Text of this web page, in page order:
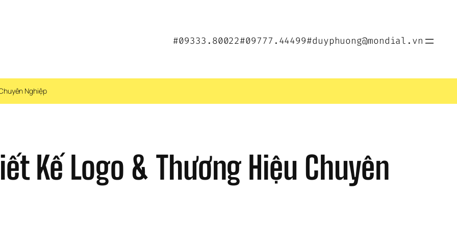
#09333.80022#09777.44499#duyphuong@mondial.vn
Nghiệp
Kế Logo & Thương Hiệu Chuyên